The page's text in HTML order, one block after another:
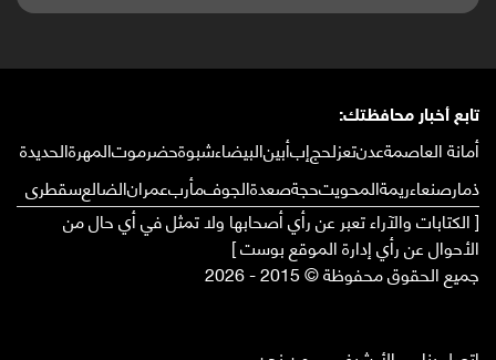
تابع أخبار محافظتك:
أمانة العاصمةعدنتعزلحجإبأبينالبيضاءشبوةحضرموتالمهرةالحديدة
ذمارصنعاءريمةالمحويتحجةصعدةالجوفمأربعمرانالضالعسقطرى
[ الكتابات والآراء تعبر عن رأي أصحابها ولا تمثل في أي حال من
الأحوال عن رأي إدارة الموقع بوست ]
جميع الحقوق محفوظة © 2015 - 2026